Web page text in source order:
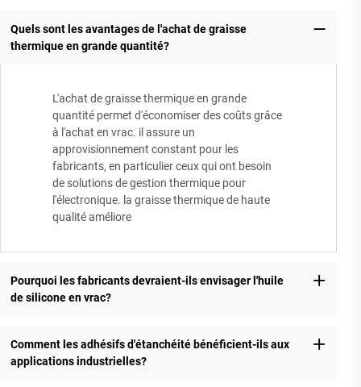
Quels sont les avantages de l'achat de graisse
thermique en grande quantité?
L'achat de graisse thermique en grande
quantité permet d'économiser des coûts grâce
à l'achat en vrac. il assure un
approvisionnement constant pour les
fabricants, en particulier ceux qui ont besoin
de solutions de gestion thermique pour
l'électronique. la graisse thermique de haute
qualité améliore
Pourquoi les fabricants devraient-ils envisager l'huile
de silicone en vrac?
Comment les adhésifs d'étanchéité bénéficient-ils aux
applications industrielles?